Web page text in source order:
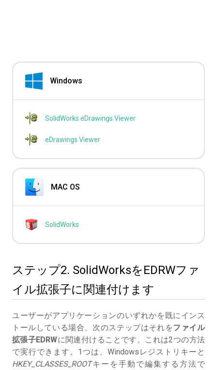
Windows
SolidWorks eDrawings Viewer
eDrawings Viewer
MAC OS
SolidWorks
ステップ2. SolidWorksをEDRWファ
イル拡張子に関連付けます
ユーザーがアプリケーションのいずれかを既にインス
トールしている場合、次のステップはそれをファイル
拡張子EDRWに関連付けることです。これは2つの方法
で実行できます。1つは、Windowsレジストリキーと
HKEY_CLASSES_ROOTキーを手動で編集する方法で